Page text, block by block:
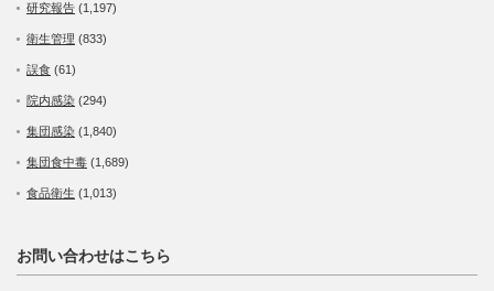
研究報告 (1,197)
衛生管理 (833)
誤食 (61)
院内感染 (294)
集団感染 (1,840)
集団食中毒 (1,689)
食品衛生 (1,013)
お問い合わせはこちら